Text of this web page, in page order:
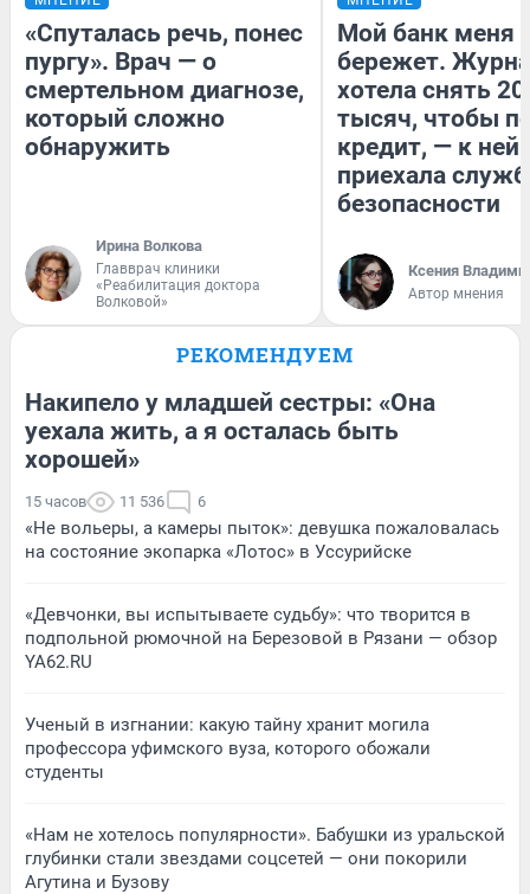
«Спуталась речь, понес
пургу». Врач — о
смертельном диагнозе,
который сложно
обнаружить
Ирина Волкова
Главврач клиники
«Реабилитация доктора
Волковой»
Мой банк меня
бережет.
хотела снять
тысяч, чтобы
кредит, — к
приехала
безопасности
Ксения
Автор мнения
РЕКОМЕНДУЕМ
Накипело у младшей сестры: «Она
уехала жить, а я осталась быть
хорошей»
15 часов 11 536 6
«Не вольеры, а камеры пыток»: девушка пожаловалась
на состояние экопарка «Лотос» в Уссурийске
«Девчонки, вы испытываете судьбу»: что творится в
подпольной рюмочной на Березовой в Рязани — обзор
YA62.RU
Ученый в изгнании: какую тайну хранит могила
профессора уфимского вуза, которого обожали
студенты
«Нам не хотелось популярности». Бабушки из уральской
глубинки стали звездами соцсетей — они покорили
Агутина и Бузову